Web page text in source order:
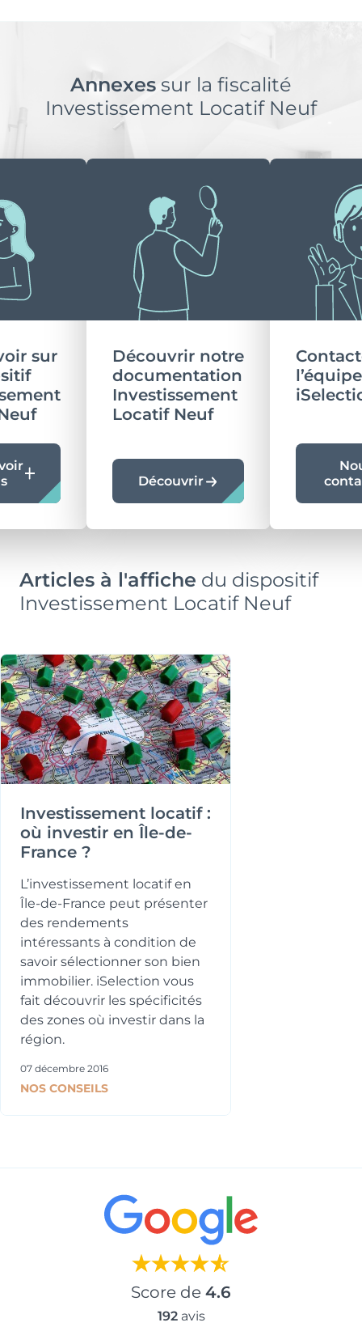
à partir
de 290
disponibles
Typologie
Parking
Oui
Extérieur
290 047 €
Orientation
Typologie
Parking
Surface
82.06 m²
Extérieur
Jardin, Terrasse
Prix
290 047 €
Orientation
-
Typologie
T4
Parking
Surface
82.06 m²
Extérieur
Prix
290 047 €
Typologie
T4
Orientation
-
Annexes sur la fiscalité
Investissement Locatif Neuf
sur
Découvrir notre
documentation
Investissement
Locatif Neuf
Découvrir
l’équipe
Articles à l'affiche du dispositif
Investissement Locatif Neuf
Investissement locatif :
où investir en Île-de-
France ?
L’investissement locatif en
Île-de-France peut présenter
des rendements
intéressants à condition de
savoir sélectionner son bien
immobilier. iSelection vous
fait découvrir les spécificités
des zones où investir dans la
région.
07 décembre 2016
NOS CONSEILS
Score de 4.6
192avis